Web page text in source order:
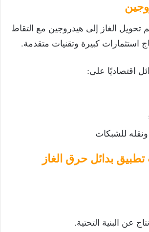
الغاز إلى هيدروجين مع التقاط
استثمارات كبيرة وتقنيات متقدمة.
اقتصاديًا على:
ونقله للشبكات
بدائل حرق الغاز
عن البنية التحتية.